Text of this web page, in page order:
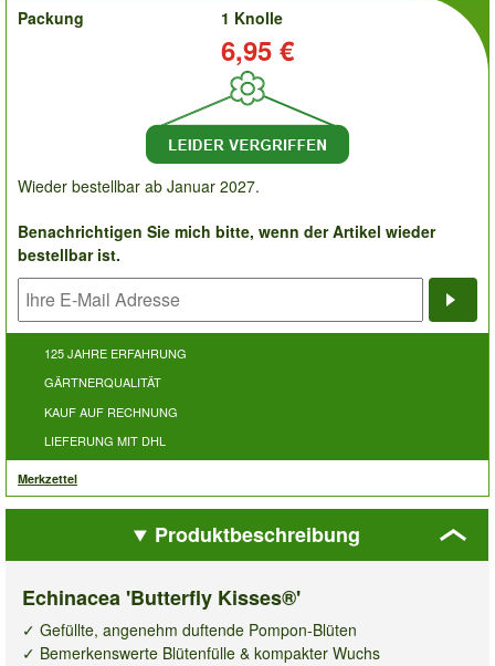
order
Packung
1 Knolle
6,95 €
Wieder bestellbar ab Januar 2027.
Benachrichtigen Sie mich bitte, wenn der Artikel wieder
bestellbar ist.
125 JAHRE ERFAHRUNG
GÄRTNERQUALITÄT
KAUF AUF RECHNUNG
LIEFERUNG MIT DHL
Merkzettel
Produktbeschreibung
Echinacea 'Butterfly Kisses®'
✓ Gefüllte, angenehm duftende Pompon-Blüten
✓ Bemerkenswerte Blütenfülle & kompakter Wuchs